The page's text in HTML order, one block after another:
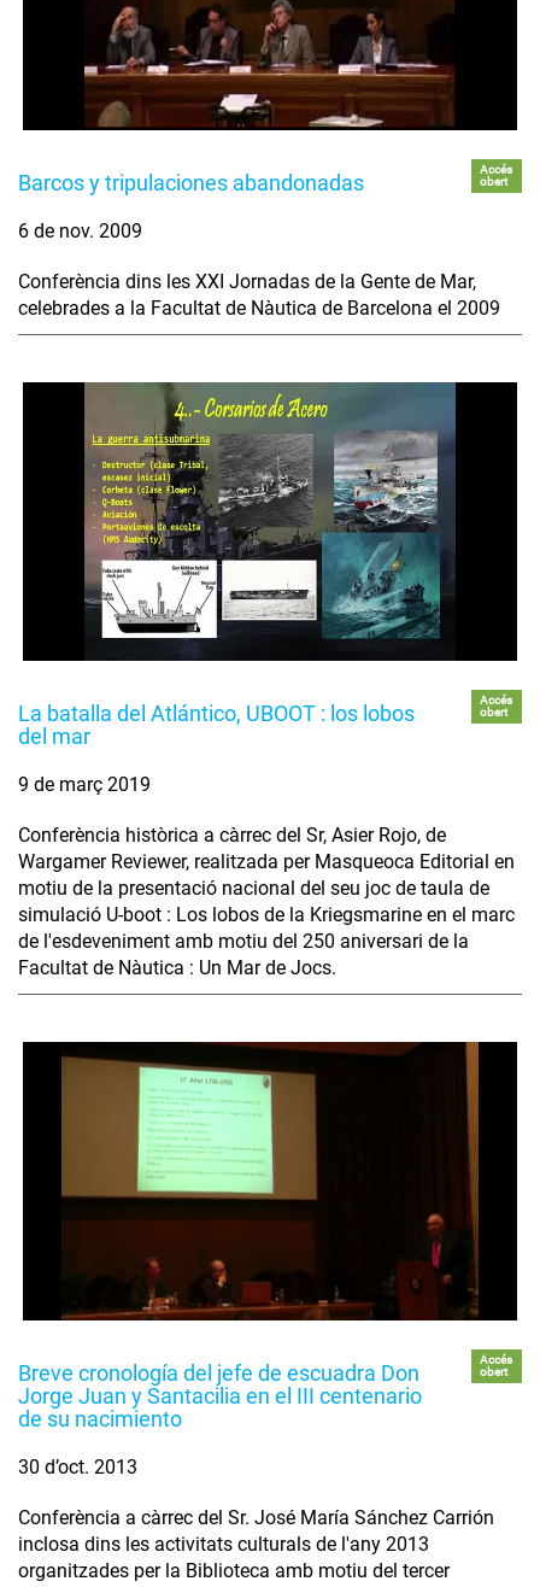
Barcos y tripulaciones abandonadas
Accés
obert
6 de nov. 2009
Conferència dins les XXI Jornadas de la Gente de Mar,
celebrades a la Facultat de Nàutica de Barcelona el 2009
La batalla del Atlántico, UBOOT : los lobos
del mar
Accés
obert
9 de març 2019
Conferència històrica a càrrec del Sr, Asier Rojo, de
Wargamer Reviewer, realitzada per Masqueoca Editorial en
motiu de la presentació nacional del seu joc de taula de
simulació U-boot : Los lobos de la Kriegsmarine en el marc
de l'esdeveniment amb motiu del 250 aniversari de la
Facultat de Nàutica : Un Mar de Jocs.
Breve cronología del jefe de escuadra Don
Jorge Juan y Santacilia en el III centenario
de su nacimiento
Accés
obert
30 d’oct. 2013
Conferència a càrrec del Sr. José María Sánchez Carrión
inclosa dins les activitats culturals de l'any 2013
organitzades per la Biblioteca amb motiu del tercer